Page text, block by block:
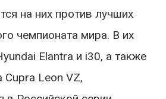
на них против лучших
чемпионата мира. В их
Elantra и i30, а также
Cupra Leon VZ,